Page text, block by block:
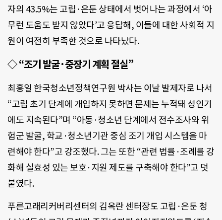
자의 43.5%는 고립·은둔 상태에서 벗어나는 과정에서 ‘아
무런 도움도 받지 않았다’고 응답해, 이들에 대한 사회적 지
원이 여전히 부족한 것으로 나타났다.
◇ “조기 발굴·중장기 계획 절실”
최홍일 한국청소년정책연구원 박사는 이날 발제자로 나서
“고립 초기 단계에 개입하지 못하면 문제는 누적돼 성인기
에도 지속된다”며 “아동·청소년 단계에서 전수조사와 위
험군 발굴, 학교·청소년기관 중심 조기 개입 시스템을 마
련해야 한다”고 강조했다. 그는 또한 “관련 법률·조례를 강
화해 실효성 있는 보호·지원 제도를 구축해야 한다”고 덧
붙였다.
푸른고래리커버리센터의 김옥란 센터장도 고립·은둔 청